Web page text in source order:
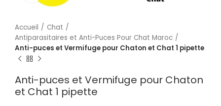
Accueil
Chat
Antiparasitaires et Anti-Puces Pour Chat Maroc
Anti-puces et Vermifuge pour Chaton et Chat 1 pipette
Anti-puces et Vermifuge pour Chaton
et Chat 1 pipette